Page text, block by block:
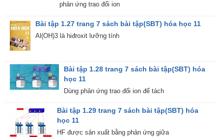
phản ứng trao đổi ion
Bài tập 1.27 trang 7 sách bài tập(SBT) hóa học 11
Al(OH)3 là hiđroxit lưỡng tính
Bài tập 1.28 trang 7 sách bài tập(SBT) hóa
học 11
Dùng phản ứng trao đổi ion để tách
Bài tập 1.29 trang 7 sách bài tập(SBT) hóa
học 11
HF được sản xuất bằng phản ứng giữa